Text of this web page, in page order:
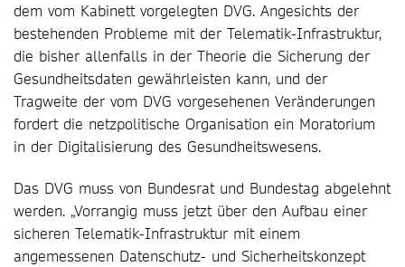
dem vom Kabinett vorgelegten DVG. Angesichts der
bestehenden Probleme mit der Telematik-Infrastruktur,
die bisher allenfalls in der Theorie die Sicherung der
Gesundheitsdaten gewährleisten kann, und der
Tragweite der vom DVG vorgesehenen Veränderungen
fordert die netzpolitische Organisation ein Moratorium
in der Digitalisierung des Gesundheitswesens.
Das DVG muss von Bundesrat und Bundestag abgelehnt
werden. „Vorrangig muss jetzt über den Aufbau einer
sicheren Telematik-Infrastruktur mit einem
angemessenen Datenschutz- und Sicherheitskonzept